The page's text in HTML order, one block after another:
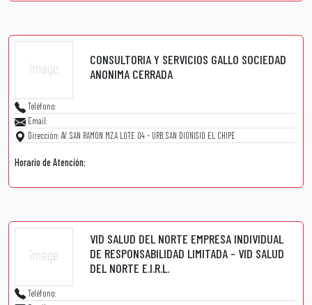
CONSULTORIA Y SERVICIOS GALLO SOCIEDAD
ANONIMA CERRADA
Teléfono:
Email:
Dirección: AV. SAN RAMON MZ.A LOTE 04 - URB. SAN DIONISIO EL CHIPE
Horario de Atención:
VID SALUD DEL NORTE EMPRESA INDIVIDUAL
DE RESPONSABILIDAD LIMITADA - VID SALUD
DEL NORTE E.I.R.L.
Teléfono: